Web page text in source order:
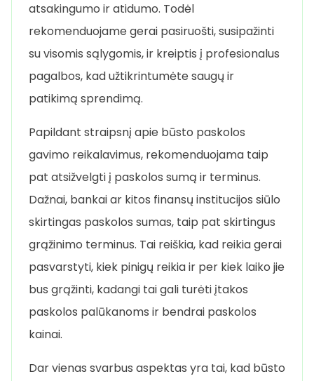
atsakingumo ir atidumo. Todėl
rekomenduojame gerai pasiruošti, susipažinti
su visomis sąlygomis, ir kreiptis į profesionalus
pagalbos, kad užtikrintumėte saugų ir
patikimą sprendimą.
Papildant straipsnį apie būsto paskolos
gavimo reikalavimus, rekomenduojama taip
pat atsižvelgti į paskolos sumą ir terminus.
Dažnai, bankai ar kitos finansų institucijos siūlo
skirtingas paskolos sumas, taip pat skirtingus
grąžinimo terminus. Tai reiškia, kad reikia gerai
pasvarstyti, kiek pinigų reikia ir per kiek laiko jie
bus grąžinti, kadangi tai gali turėti įtakos
paskolos palūkanoms ir bendrai paskolos
kainai.
Dar vienas svarbus aspektas yra tai, kad būsto